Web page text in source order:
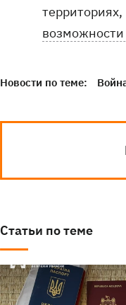
возможности
Новости по теме:
Статьи по теме